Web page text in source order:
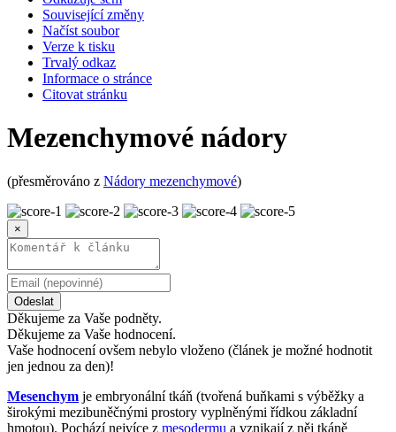
Související změny
Načíst soubor
Verze k tisku
Trvalý odkaz
Informace o stránce
Citovat stránku
Mezenchymové nádory
(přesměrováno z Nádory mezenchymové)
×
Odeslat
Děkujeme za Vaše podněty.
Děkujeme za Vaše hodnocení.
Vaše hodnocení ovšem nebylo vloženo (článek je možné hodnotit
jen jednou za den)!
Mesenchym je embryonální tkáň (tvořená buňkami s výběžky a
širokými mezibuněčnými prostory vyplněnými řídkou základní
hmotou). Pochází nejvíce z mesodermu a vznikají z něj tkáně